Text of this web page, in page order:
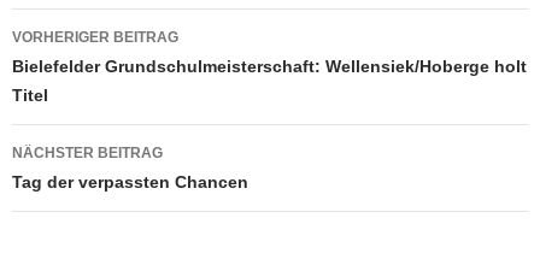
Beitragsnavigation
VORHERIGER BEITRAG
Bielefelder Grundschulmeisterschaft: Wellensiek/Hoberge holt
Titel
NÄCHSTER BEITRAG
Tag der verpassten Chancen